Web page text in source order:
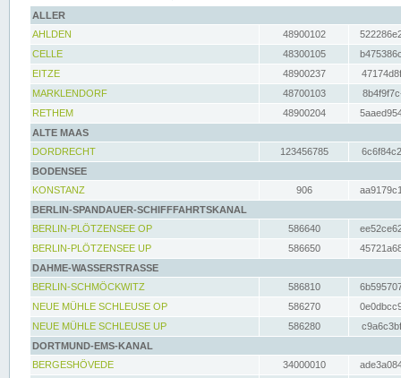
ALLER
AHLDEN
48900102
CELLE
48300105
EITZE
48900237
MARKLENDORF
48700103
RETHEM
48900204
ALTE MAAS
DORDRECHT
123456785
BODENSEE
KONSTANZ
906
BERLIN-SPANDAUER-SCHIFFFAHRTSKANAL
BERLIN-PLÖTZENSEE OP
586640
BERLIN-PLÖTZENSEE UP
586650
DAHME-WASSERSTRASSE
BERLIN-SCHMÖCKWITZ
586810
NEUE MÜHLE SCHLEUSE OP
586270
NEUE MÜHLE SCHLEUSE UP
586280
DORTMUND-EMS-KANAL
BERGESHÖVEDE
34000010